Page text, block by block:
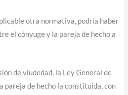
otra normativa, podría haber
el cónyuge y la pareja de hecho a
de viudedad, la Ley General de
pareja de hecho la constituida, con